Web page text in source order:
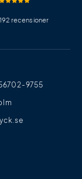
9755
recensioner